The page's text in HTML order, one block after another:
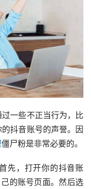
一些不正当行为，比
抖音账号的声誉。因
僵尸粉是非常必要的。
先，打开你的抖音账
的账号页面。然后选